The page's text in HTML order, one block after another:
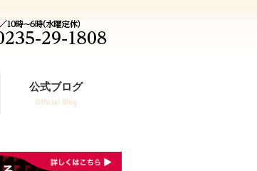
公式ブログ
Official Blog